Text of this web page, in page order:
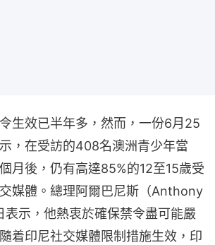
生效已半年多，然而，一份6月25
，在受訪的408名澳洲青少年當
月後，仍有高達85%的12至15歲受
媒體。總理阿爾巴尼斯（Anthony
示，他熱衷於確保禁令盡可能嚴
着印尼社交媒體限制措施生效，印